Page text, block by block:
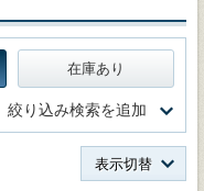
在庫あり
絞り込み検索を追加
表示切替